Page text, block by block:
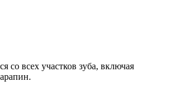
со всех участков зуба, включая